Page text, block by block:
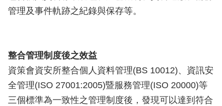
管理及事件軌跡之紀錄與保存等。
整合管理制度後之效益
資策會資安所整合個人資料管理(BS 10012)、資訊安
全管理(ISO 27001:2005)暨服務管理(ISO 20000)等
三個標準為一致性之管理制度後，發現可以達到符合